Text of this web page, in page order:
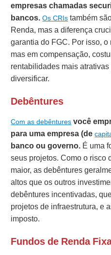
empresas chamadas
bancos.Os CRIs também
Renda, mas a diferença
garantia do FGC. Por isso,
mas em compensação,
rentabilidades mais
diversificar.
Debêntures
Com as debêntures você
para uma empresa (de
banco ou governo. É uma
seus projetos. Como o risco
maior, as debêntures
altos que os outros
debêntures incentivadas,
projetos de infraestrutura, e
imposto.
Fundos de Renda